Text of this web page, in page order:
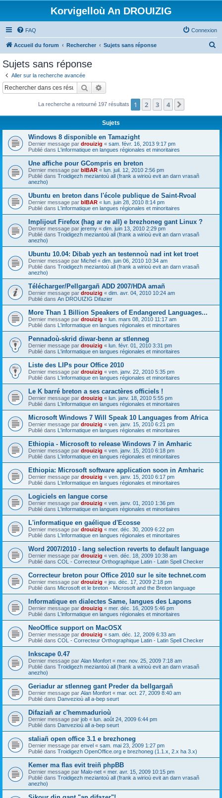
Korvigelloù An DROUIZIG
FAQ Connexion
Accueil du forum Rechercher Sujets sans réponse
c
Sujets sans réponse
Aller sur la recherche avancée
Rechercher
La recherche a retourné 197 résultats 1 2 3 4
Sujets
Windows 8 disponible en Tamazight
Dernier message par drouizig « sam. févr. 16, 2013 9:17 pm
Publié dans L'informatique en langues régionales et minoritaires
Une affiche pour GCompris en breton
Dernier message par bIBAR « lun. juil. 12, 2010 2:56 pm
Publié dans Troidigezh meziantoù all (frank a wirioù evit an darn vrasañ
anezho)
Ubuntu en breton dans l'école publique de Saint-Rvoal
Dernier message par bIBAR « lun. juin 28, 2010 8:14 pm
Publié dans L'informatique en langues régionales et minoritaires
Implijout Firefox (hag ar re all) e brezhoneg gant Linux ?
Dernier message par jeremy « dim. juin 13, 2010 2:29 pm
Publié dans Troidigezh meziantoù all (frank a wirioù evit an darn vrasañ
anezho)
Ubuntu 10.04: Dibab yezh an testennoù nad int ket troet
Dernier message par Michel « dim. juin 06, 2010 10:34 am
Publié dans Troidigezh meziantoù all (frank a wirioù evit an darn vrasañ
anezho)
Télécharger/Pellgargañ ADD 2007/HDA amañ
Dernier message par drouizig « dim. avr. 04, 2010 10:24 am
Publié dans An DROUIZIG Difazier
More Than 1 Billion Speakers of Endangered Languages...
Dernier message par drouizig « lun. mars 08, 2010 11:17 am
Publié dans L'informatique en langues régionales et minoritaires
Pennadoù-skrid diwar-benn ar stlenneg
Dernier message par drouizig « lun. févr. 01, 2010 3:31 pm
Publié dans L'informatique en langues régionales et minoritaires
Liste des LIPs pour Office 2010
Dernier message par drouizig « ven. janv. 22, 2010 5:35 pm
Publié dans L'informatique en langues régionales et minoritaires
Le K barré breton a ses caractères officiels !
Dernier message par drouizig « lun. janv. 18, 2010 5:55 pm
Publié dans L'informatique en langues régionales et minoritaires
Microsoft Windows 7 Will Speak 10 Languages from Africa
Dernier message par drouizig « ven. janv. 15, 2010 6:21 pm
Publié dans L'informatique en langues régionales et minoritaires
Ethiopia - Microsoft to release Windows 7 in Amharic
Dernier message par drouizig « ven. janv. 15, 2010 6:18 pm
Publié dans L'informatique en langues régionales et minoritaires
Ethiopia: Microsoft software application soon in Amharic
Dernier message par drouizig « ven. janv. 15, 2010 6:17 pm
Publié dans L'informatique en langues régionales et minoritaires
Logiciels en langue corse
Dernier message par drouizig « ven. janv. 01, 2010 1:36 pm
Publié dans L'informatique en langues régionales et minoritaires
L'informatique en gaélique d'Ecosse
Dernier message par drouizig « mer. déc. 30, 2009 6:22 pm
Publié dans L'informatique en langues régionales et minoritaires
Word 2007/2010 - lang selection reverts to default language
Dernier message par drouizig « ven. déc. 18, 2009 10:38 am
Publié dans COL - Correcteur Orthographique Latin - Latin Spell Checker
Correcteur breton pour Office 2010 sur le site technet.com
Dernier message par drouizig « jeu. déc. 17, 2009 2:18 pm
Publié dans Microsoft et le breton - Microsoft and the Breton language
Informatique en dialectes Same, langues des Lapons
Dernier message par drouizig « mer. déc. 16, 2009 5:46 pm
Publié dans L'informatique en langues régionales et minoritaires
NeoOffice support on MacOSX
Dernier message par drouizig « sam. déc. 12, 2009 6:33 am
Publié dans COL - Correcteur Orthographique Latin - Latin Spell Checker
Inkscape 0.47
Dernier message par Alan Monfort « mer. nov. 25, 2009 7:18 am
Publié dans Troidigezh meziantoù all (frank a wirioù evit an darn vrasañ
anezho)
Geriadur ar stlenneg gant Preder da bellgargañ
Dernier message par Alan Monfort « mar. oct. 27, 2009 8:40 am
Publié dans Danvezioù all a-bep seurt
Difaziañ ar c'hemmadurioù
Dernier message par job « lun. août 24, 2009 6:44 pm
Publié dans Danvezioù all a-bep seurt
staliañ open office 3.1 e brezhoneg
Dernier message par envel « sam. mai 23, 2009 1:27 pm
Publié dans Troidigezh OpenOffice.org e brezhoneg (1.1.x, 2.x ha 3.x)
Kemer ma flas evit treiñ phpBB
Dernier message par Malo-net « mer. avr. 15, 2009 10:15 pm
Publié dans Troidigezh meziantoù all (frank a wirioù evit an darn vrasañ
anezho)